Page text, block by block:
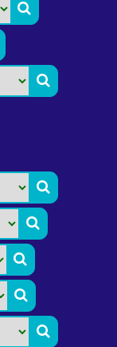






